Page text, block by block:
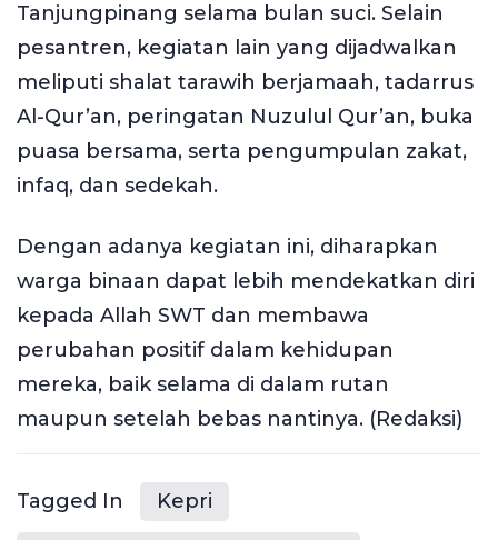
Tanjungpinang selama bulan suci. Selain
pesantren, kegiatan lain yang dijadwalkan
meliputi shalat tarawih berjamaah, tadarrus
Al-Qur’an, peringatan Nuzulul Qur’an, buka
puasa bersama, serta pengumpulan zakat,
infaq, dan sedekah.
Dengan adanya kegiatan ini, diharapkan
warga binaan dapat lebih mendekatkan diri
kepada Allah SWT dan membawa
perubahan positif dalam kehidupan
mereka, baik selama di dalam rutan
maupun setelah bebas nantinya. (Redaksi)
Tagged In Kepri